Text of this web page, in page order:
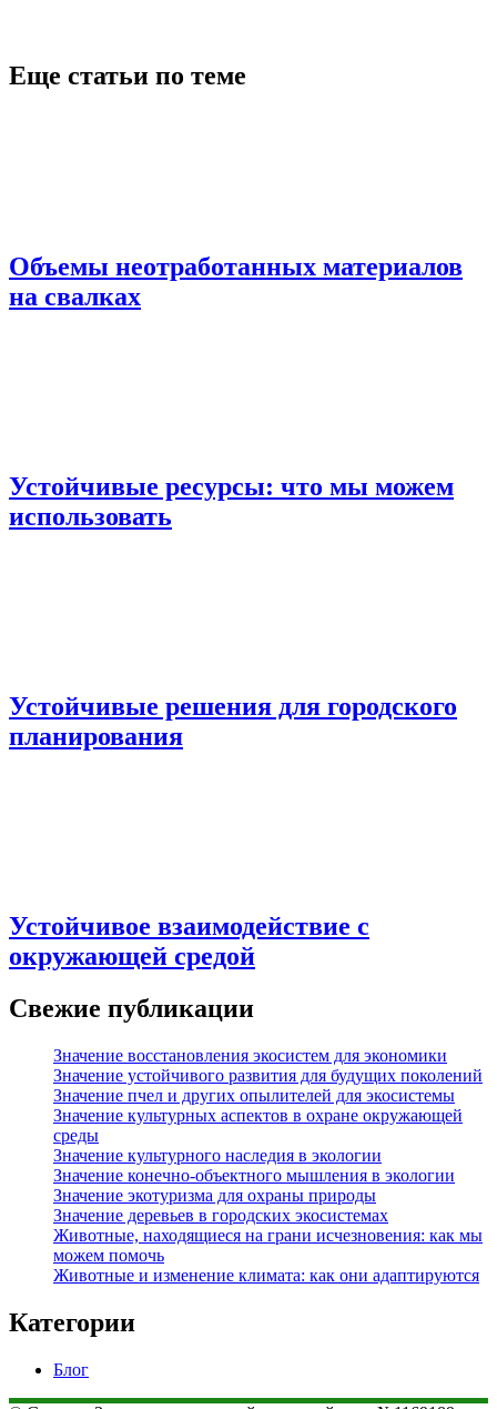
Еще статьи по теме
Объемы неотработанных материалов
на свалках
Устойчивые ресурсы: что мы можем
использовать
Устойчивые решения для городского
планирования
Устойчивое взаимодействие с
окружающей средой
Свежие публикации
Значение восстановления экосистем для экономики
Значение устойчивого развития для будущих поколений
Значение пчел и других опылителей для экосистемы
Значение культурных аспектов в охране окружающей
среды
Значение культурного наследия в экологии
Значение конечно-объектного мышления в экологии
Значение экотуризма для охраны природы
Значение деревьев в городских экосистемах
Животные, находящиеся на грани исчезновения: как мы
можем помочь
Животные и изменение климата: как они адаптируются
Категории
Блог